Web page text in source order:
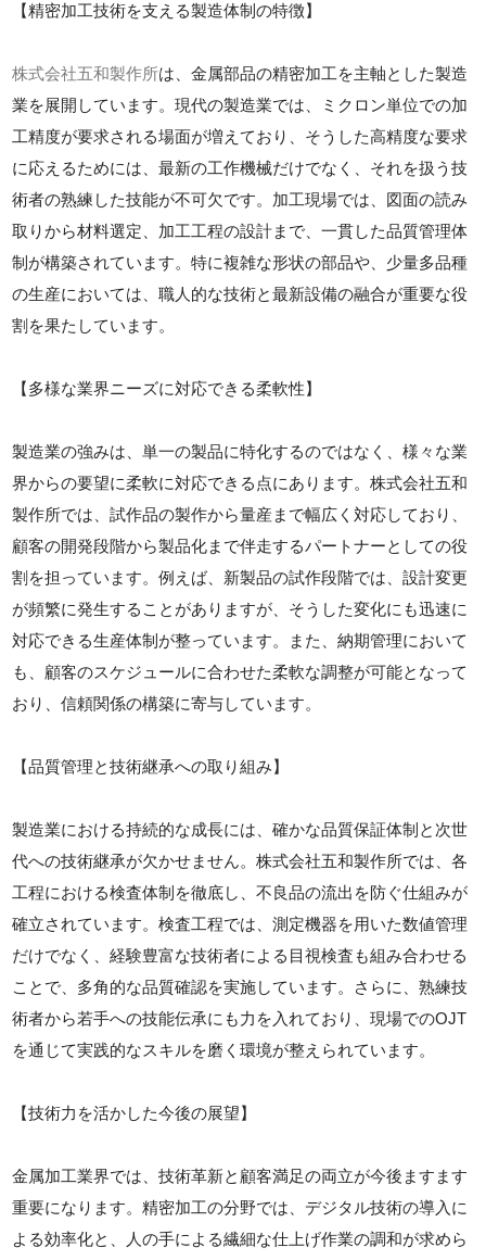
【精密加工技術を支える製造体制の特徴】
株式会社五和製作所は、金属部品の精密加工を主軸とした製造
業を展開しています。現代の製造業では、ミクロン単位での加
工精度が要求される場面が増えており、そうした高精度な要求
に応えるためには、最新の工作機械だけでなく、それを扱う技
術者の熟練した技能が不可欠です。加工現場では、図面の読み
取りから材料選定、加工工程の設計まで、一貫した品質管理体
制が構築されています。特に複雑な形状の部品や、少量多品種
の生産においては、職人的な技術と最新設備の融合が重要な役
割を果たしています。
【多様な業界ニーズに対応できる柔軟性】
製造業の強みは、単一の製品に特化するのではなく、様々な業
界からの要望に柔軟に対応できる点にあります。株式会社五和
製作所では、試作品の製作から量産まで幅広く対応しており、
顧客の開発段階から製品化まで伴走するパートナーとしての役
割を担っています。例えば、新製品の試作段階では、設計変更
が頻繁に発生することがありますが、そうした変化にも迅速に
対応できる生産体制が整っています。また、納期管理において
も、顧客のスケジュールに合わせた柔軟な調整が可能となって
おり、信頼関係の構築に寄与しています。
【品質管理と技術継承への取り組み】
製造業における持続的な成長には、確かな品質保証体制と次世
代への技術継承が欠かせません。株式会社五和製作所では、各
工程における検査体制を徹底し、不良品の流出を防ぐ仕組みが
確立されています。検査工程では、測定機器を用いた数値管理
だけでなく、経験豊富な技術者による目視検査も組み合わせる
ことで、多角的な品質確認を実施しています。さらに、熟練技
術者から若手への技能伝承にも力を入れており、現場でのOJT
を通じて実践的なスキルを磨く環境が整えられています。
【技術力を活かした今後の展望】
金属加工業界では、技術革新と顧客満足の両立が今後ますます
重要になります。精密加工の分野では、デジタル技術の導入に
よる効率化と、人の手による繊細な仕上げ作業の調和が求めら